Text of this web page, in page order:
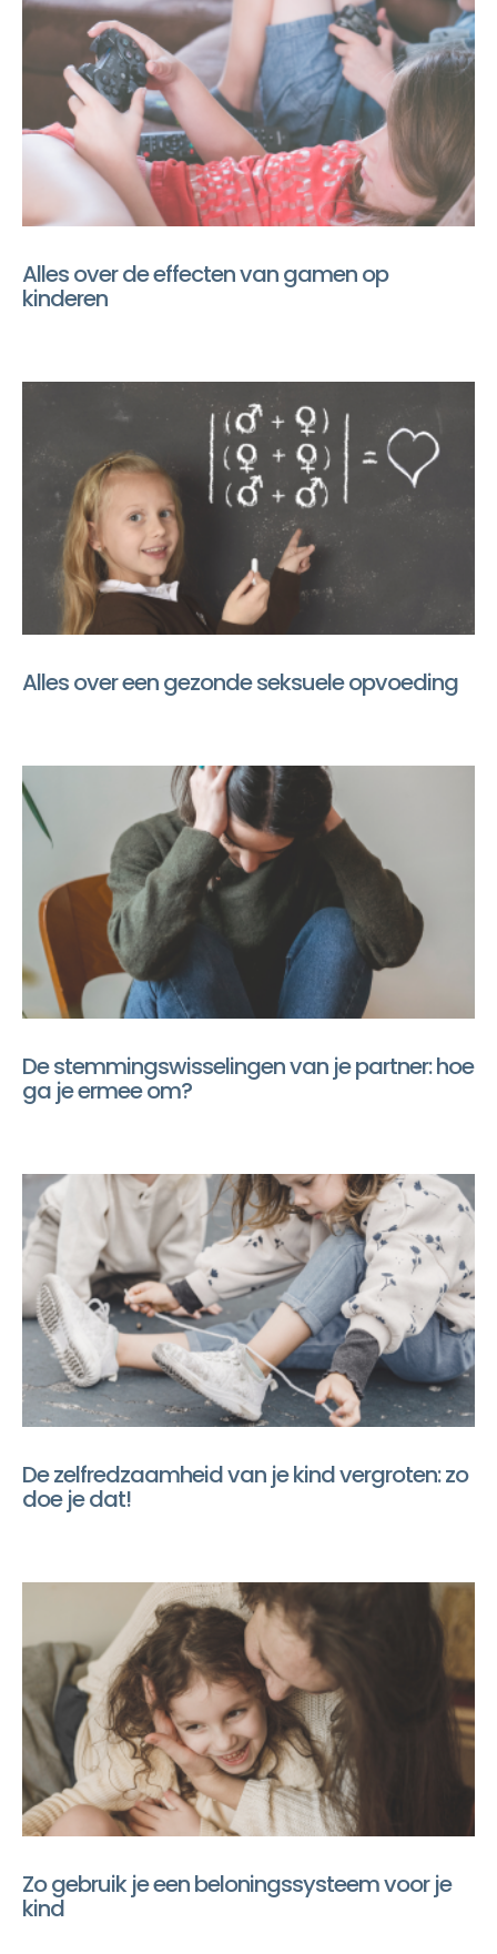
Alles over de effecten van gamen op
kinderen
Alles over een gezonde seksuele opvoeding
De stemmingswisselingen van je partner: hoe
ga je ermee om?
De zelfredzaamheid van je kind vergroten: zo
doe je dat!
Zo gebruik je een beloningssysteem voor je
kind